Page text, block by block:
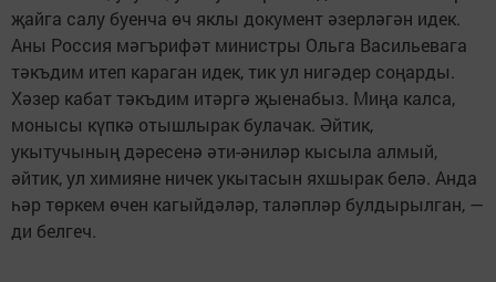
җайга салу буенча өч яклы документ әзерләгән идек.
Аны Россия мәгърифәт министры Ольга Васильевага
тәкъдим итеп караган идек, тик ул нигәдер соңарды.
Хәзер кабат тәкъдим итәргә җыенабыз. Миңа калса,
монысы күпкә отышлырак булачак. Әйтик,
укытучының дәресенә әти-әниләр кысыла алмый,
әйтик, ул химияне ничек укытасын яхшырак белә. Анда
һәр төркем өчен кагыйдәләр, таләпләр булдырылган, —
ди белгеч.